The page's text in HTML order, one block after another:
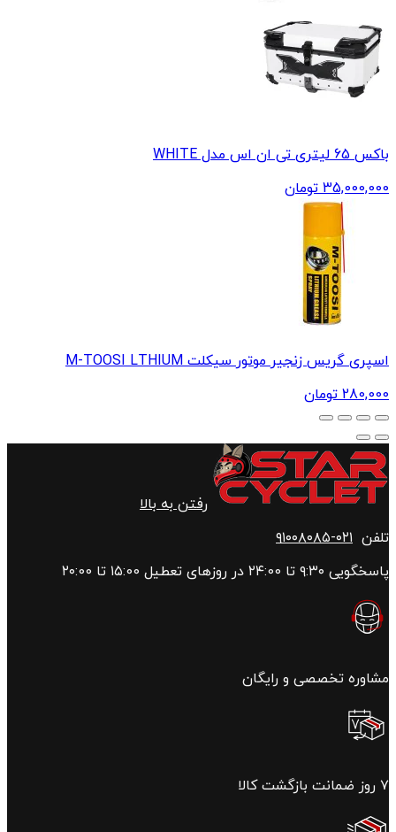
باکس 65 لیتری تی ان اس مدل WHITE
35,000,000 تومان
اسپری گریس زنجیر موتور سیکلت M-TOOSI LTHIUM
280,000 تومان
رفتن به بالا
تلفن ۰۲۱-۹۱۰۰۸۰۸۵
پاسخگویی ۹:۳۰ تا ۲۴:00 در روزهای تعطیل ۱۵:00 تا ۲۰:00
مشاوره تخصصی و رایگان
۷ روز ضمانت بازگشت کالا